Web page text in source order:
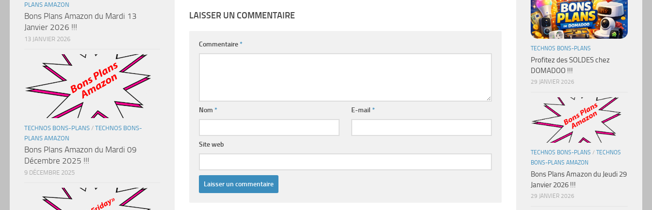
LAISSER UN COMMENTAIRE
Commentaire*
Nom * E-mail*
Site web
PLANS AMAZON
Bons Plans Amazon du Mardi 13
Janvier 2026 !!!
13 JANVIER 2026
TECHNOS BONS-PLANS / TECHNOS BONS-
PLANS AMAZON
Bons Plans Amazon du Mardi 09
Décembre 2025 !!!
9 DÉCEMBRE 2025
TECHNOS BONS-PLANS
Profitez des SOLDES chez
DOMADOO !!!
29 JANVIER 2026
TECHNOS BONS-PLANS / TECHNOS
BONS-PLANS AMAZON
Bons Plans Amazon du Jeudi 29
Janvier 2026 !!!
29 JANVIER 2026